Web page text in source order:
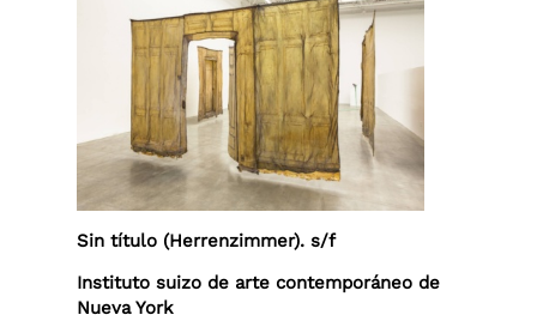
Sin título (Herrenzimmer). s/f
Instituto suizo de arte contemporáneo de
Nueva York